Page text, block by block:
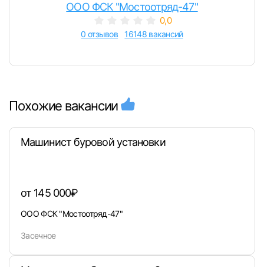
ООО ФСК "Мостоотряд-47"
0,0
0 отзывов 16148 вакансий
Похожие вакансии
Машинист буровой установки
от 145 000₽
ООО ФСК "Мостоотряд-47"
Засечное